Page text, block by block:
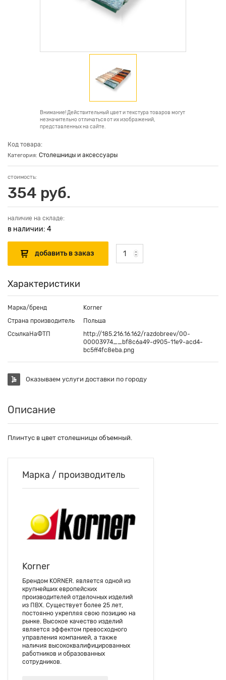
Внимание! Действительный цвет и текстура товаров могут
незначительно отличаться от их изображений,
представленных на сайте.
Код товара:
Категория: Столешницы и аксессуары
стоимость:
354 руб.
наличие на складе:
в наличии: 4
Характеристики
Марка/бренд
Korner
Страна производитель
Польша
СсылкаНаФТП
http://185.216.16.162/razdobreev/00-
00003974__bf8c6a49-d905-11e9-acd4-
bc5ff4fc8eba.png
Оказываем услуги доставки по городу
Описание
Плинтус в цвет столешницы объемный.
Марка / производитель
Korner
Брендом KORNER. является одной из
крупнейших европейских
производителей отделочных изделий
из ПВХ. Существует более 25 лет,
постоянно укрепляя свою позицию на
рынке. Высокое качество изделий
является эффектом превосходного
управления компанией, а также
наличия высoкоквалифицированных
работников и образованных
сотрудников.